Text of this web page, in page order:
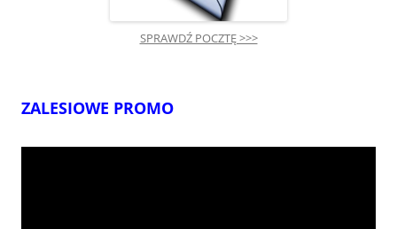
SPRAWDŹ POCZTĘ >>>
ZALESIOWE PROMO
Odtwarzacz